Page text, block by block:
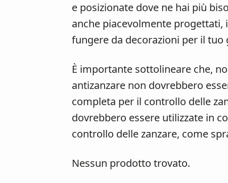
e posizionate dove ne hai più
anche piacevolmente progettati,
fungere da decorazioni per il tuo
È importante sottolineare che,
antizanzare non dovrebbero
completa per il controllo delle
dovrebbero essere utilizzate in
controllo delle zanzare, come
Nessun prodotto trovato.